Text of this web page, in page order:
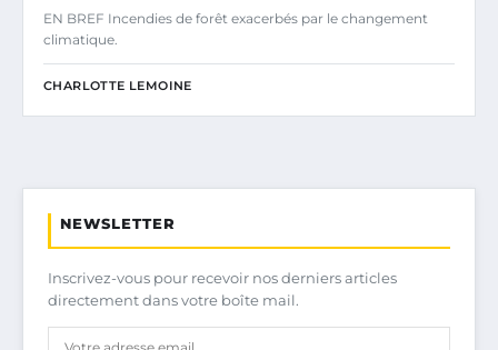
EN BREF Incendies de forêt exacerbés par le changement
climatique.
CHARLOTTE LEMOINE
NEWSLETTER
Inscrivez-vous pour recevoir nos derniers articles
directement dans votre boîte mail.